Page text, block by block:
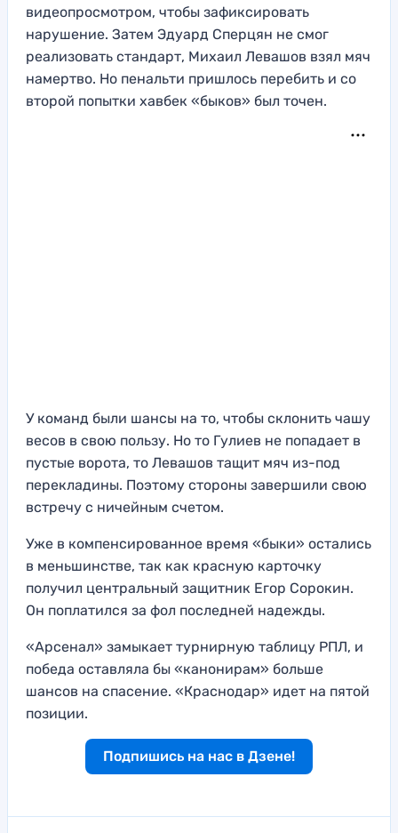
видеопросмотром, чтобы зафиксировать
нарушение. Затем Эдуард Сперцян не смог
реализовать стандарт, Михаил Левашов взял мяч
намертво. Но пенальти пришлось перебить и со
второй попытки хавбек «быков» был точен.
У команд были шансы на то, чтобы склонить чашу
весов в свою пользу. Но то Гулиев не попадает в
пустые ворота, то Левашов тащит мяч из-под
перекладины. Поэтому стороны завершили свою
встречу с ничейным счетом.
Уже в компенсированное время «быки» остались
в меньшинстве, так как красную карточку
получил центральный защитник Егор Сорокин.
Он поплатился за фол последней надежды.
«Арсенал» замыкает турнирную таблицу РПЛ, и
победа оставляла бы «канонирам» больше
шансов на спасение. «Краснодар» идет на пятой
позиции.
Подпишись на нас в Дзене!